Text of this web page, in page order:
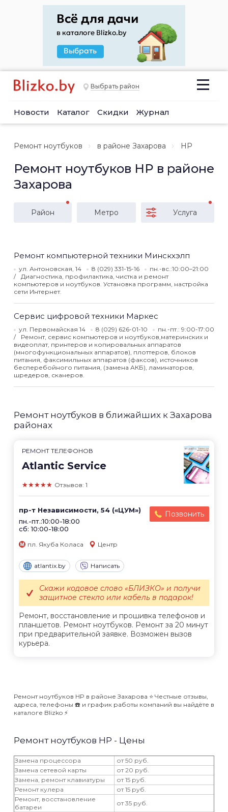
Выбрать район
Новости Каталог Скидки Журнал
Ремонт ноутбуков в районе Захарова HP
Ремонт ноутбуков HP в районе
Захарова
Район Метро Услуга
Ремонт компьютерной техники Минскхэлп
ул. Антоновская, 14 8 (029) 331-15-16
пн.-вс.:10:00–21:00
Диагностика, профилактика, чистка и ремонт
компьютеров и ноутбуков. Установка программ, настройка
сети Интернет.
Сервис цифровой техники Маркес
ул. Первомайская 14 8 (029) 626-01-10
пн.-пт.: 9:00-17:00
Ремонт, сервис компьютеров и ноутбуков,материнских и
видеоплат, принтеров и копировальных аппаратов
(многофункциональных аппаратов), плоттеров, блоков
питания, факсимильных аппаратов (факсов), источников
бесперебойного питания, (замена АКБ), ламинаторов,
шредеров, сканеров.
Ремонт ноутбуков в ближайших к Захарова
районах
РЕМОНТ ТЕЛЕФОНОВ
Atlantic Service
★★★★★ Отзывов: 1
пр-т Независимости, 54 («ЦУМ»)
пн.-пт.:10:00-18:00
сб: 10:00-18:00
Позвонить
пл. Якуба Коласа Центр
atlantix.by Написать
Ремонт, восстановление и прошивка телефонов и
планшетов. Ремонт ноутбуков. Ремонт за 20 минут
при предварительной заявке. Возможен вызов
курьера.
Скажи кодовое слово «БЛИЗКО» и получи
защитное стекло или кабель в подарок!
Ремонт ноутбуков HP в районе Захарова ⭐️ Честные отзывы,
адреса, телефоны ☎️ и график работы компаний вы найдёте в
каталоге Blizko ⚡️
Ремонт ноутбуков HP - Цены
Замена процессора
от 50 руб.
Замена сетевой карты
от 20 руб.
Замена, ремонт клавиатуры
от 15 руб.
Ремонт кулера
от 15 руб.
Ремонт, восстановление
батареи
от 35 руб.